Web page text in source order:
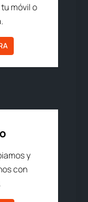
móvil o
y
con